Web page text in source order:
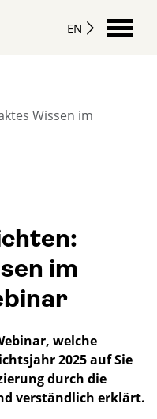
EN
Wissen im
im
welche
2025 auf Sie
durch die
verständlich erklärt.